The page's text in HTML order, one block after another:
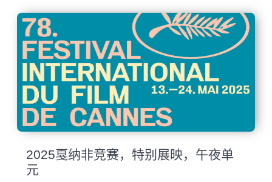
2025戛纳非竞赛，特别展映，午夜单
元